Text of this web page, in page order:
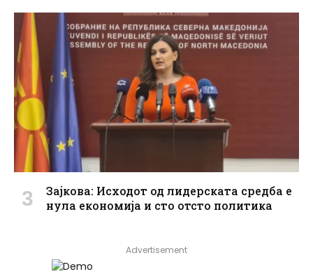
Зајкова: Исходот од лидерската средба е
нула економија и сто отсто политика
Advertisement